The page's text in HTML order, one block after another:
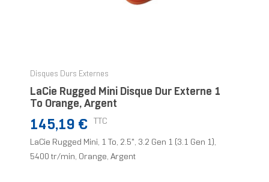
Disques Durs Externes
LaCie Rugged Mini Disque Dur Externe 1
To Orange, Argent
Prix
145,19 € TTC
LaCie Rugged Mini, 1 To, 2.5", 3.2 Gen 1 (3.1 Gen 1),
5400 tr/min, Orange, Argent